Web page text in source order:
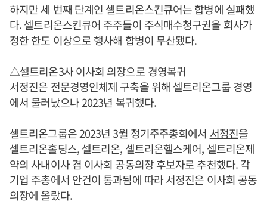
하지만 세 번째 단계인 셀트리온스킨큐어는 합병에 실패했
다. 셀트리온스킨큐어 주주들이 주식매수청구권을 회사가
정한 한도 이상으로 행사해 합병이 무산됐다.
△셀트리온3사 이사회 의장으로 경영복귀
서정진은 전문경영인체제 구축을 위해 셀트리온그룹 경영
에서 물러났으나 2023년 복귀했다.
셀트리온그룹은 2023년 3월 정기주주총회에서 서정진을
셀트리온홀딩스, 셀트리온, 셀트리온헬스케어, 셀트리온제
약의 사내이사 겸 이사회 공동의장 후보자로 추천했다. 각
기업 주총에서 안건이 통과됨에 따라서정진은 이사회 공동
의장에 올랐다.